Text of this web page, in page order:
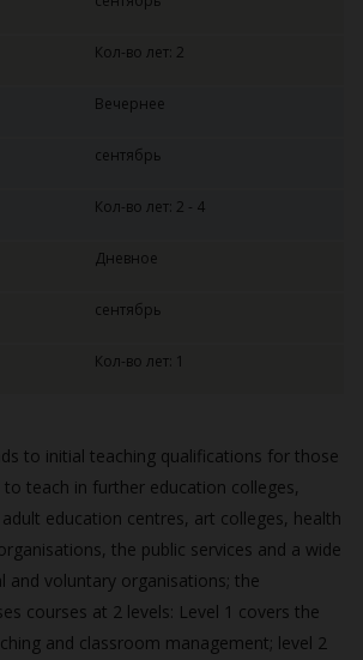
Кол-во лет: 2
Вечернее
сентябрь
Кол-во лет: 2 - 4
Дневное
сентябрь
Кол-во лет: 1
to initial teaching qualifications for those
teach in further education colleges,
education centres, art colleges, health
the public services and a wide
and voluntary organisations; the
courses at 2 levels: Level 1 covers the
and classroom management; level 2